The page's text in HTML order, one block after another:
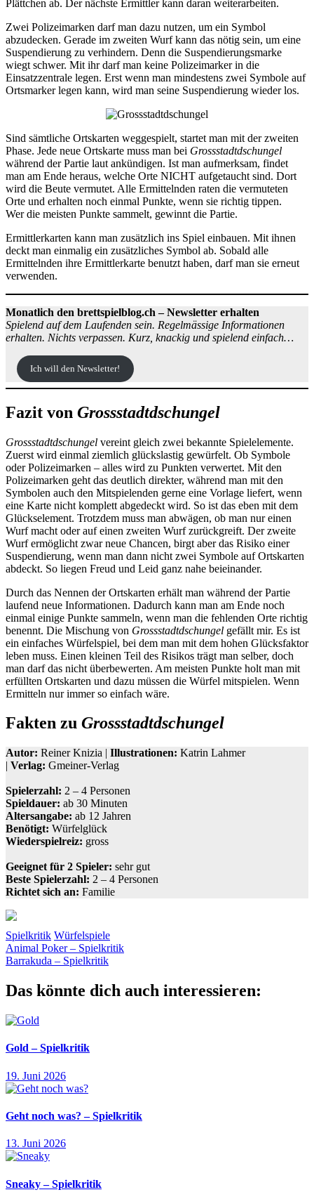
Plättchen ab. Der nächste Ermittler kann daran weiterarbeiten.
Zwei Polizeimarken darf man dazu nutzen, um ein Symbol
abzudecken. Gerade im zweiten Wurf kann das nötig sein, um eine
Suspendierung zu verhindern. Denn die Suspendierungsmarke
wiegt schwer. Mit ihr darf man keine Polizeimarker in die
Einsatzzentrale legen. Erst wenn man mindestens zwei Symbole auf
Ortsmarker legen kann, wird man seine Suspendierung wieder los.
Sind sämtliche Ortskarten weggespielt, startet man mit der zweiten
Phase. Jede neue Ortskarte muss man bei Grossstadtdschungel
während der Partie laut ankündigen. Ist man aufmerksam, findet
man am Ende heraus, welche Orte NICHT aufgetaucht sind. Dort
wird die Beute vermutet. Alle Ermittelnden raten die vermuteten
Orte und erhalten noch einmal Punkte, wenn sie richtig tippen.
Wer die meisten Punkte sammelt, gewinnt die Partie.
Ermittlerkarten kann man zusätzlich ins Spiel einbauen. Mit ihnen
deckt man einmalig ein zusätzliches Symbol ab. Sobald alle
Ermittelnden ihre Ermittlerkarte benutzt haben, darf man sie erneut
verwenden.
Monatlich den brettspielblog.ch – Newsletter erhalten
Spielend auf dem Laufenden sein. Regelmässige Informationen
erhalten. Nichts verpassen. Kurz, knackig und spielend einfach…
Ich will den Newsletter!
Fazit von Grossstadtdschungel
Grossstadtdschungel vereint gleich zwei bekannte Spielelemente.
Zuerst wird einmal ziemlich glückslastig gewürfelt. Ob Symbole
oder Polizeimarken – alles wird zu Punkten verwertet. Mit den
Polizeimarken geht das deutlich direkter, während man mit den
Symbolen auch den Mitspielenden gerne eine Vorlage liefert, wenn
eine Karte nicht komplett abgedeckt wird. So ist das eben mit dem
Glückselement. Trotzdem muss man abwägen, ob man nur einen
Wurf macht oder auf einen zweiten Wurf zurückgreift. Der zweite
Wurf ermöglicht zwar neue Chancen, birgt aber das Risiko einer
Suspendierung, wenn man dann nicht zwei Symbole auf Ortskarten
abdeckt. So liegen Freud und Leid ganz nahe beieinander.
Durch das Nennen der Ortskarten erhält man während der Partie
laufend neue Informationen. Dadurch kann man am Ende noch
einmal einige Punkte sammeln, wenn man die fehlenden Orte richtig
benennt. Die Mischung von Grossstadtdschungel gefällt mir. Es ist
ein einfaches Würfelspiel, bei dem man mit dem hohen Glücksfaktor
leben muss. Einen kleinen Teil des Risikos trägt man selber, doch
man darf das nicht überbewerten. Am meisten Punkte holt man mit
erfüllten Ortskarten und dazu müssen die Würfel mitspielen. Wenn
Ermitteln nur immer so einfach wäre.
Fakten zu Grossstadtdschungel
Autor: Reiner Knizia | Illustrationen: Katrin Lahmer
| Verlag: Gmeiner-Verlag
Spielerzahl: 2 – 4 Personen
Spieldauer: ab 30 Minuten
Altersangabe: ab 12 Jahren
Benötigt: Würfelglück
Wiederspielreiz: gross
Geeignet für 2 Spieler: sehr gut
Beste Spielerzahl: 2 – 4 Personen
Richtet sich an: Familie
Spielkritik Würfelspiele
GmeinerKniziaKrimiRaubTatort
Beitragsnavigation
Vorheriger
Beitrag:
Animal Poker – Spielkritik
Nächster
Barrakuda – Spielkritik
Das könnte dich auch interessieren:
Gold – Spielkritik
19. Juni 2026
Geht noch was? – Spielkritik
13. Juni 2026
Sneaky – Spielkritik